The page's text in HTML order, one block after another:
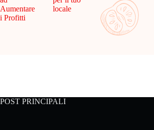
Aumentare
i Profitti
locale
POST PRINCIPALI